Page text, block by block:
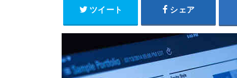
ツイート シェア